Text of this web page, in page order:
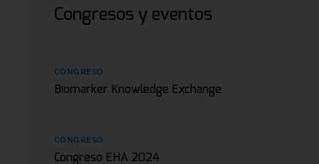
Congresos y eventos
CONGRESO
Biomarker Knowledge Exchange
CONGRESO
Congreso EHA 2024